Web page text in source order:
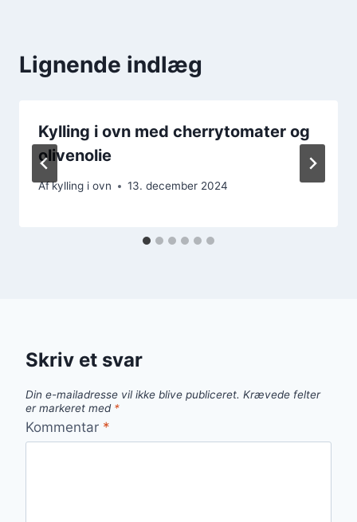
Lignende indlæg
Kylling i ovn med cherrytomater og
olivenolie
Afkylling i ovn 13. december 2024
Skriv et svar
Din e-mailadresse vil ikke blive publiceret. Krævede felter
er markeret med *
Kommentar *